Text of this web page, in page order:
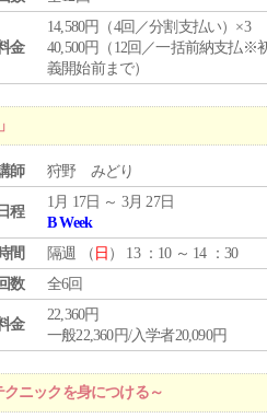
金
14,580円（4回／分割支払い）×3
40,500円（12回／一括前納支払※
義開始前まで）
師 狩野 みどり
日程
1月 17日 ～ 3月 27日
B Week
間
隔週 （ 日 ） 13 ：10 ～ 14 ：30
数
全6回
金
22,360円
一般22,360円/入学者20,090円
ニックを身につける～